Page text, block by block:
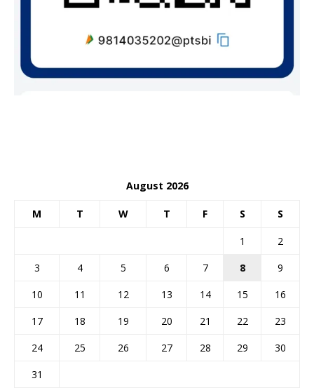
August 2026
M T W T F S S
1
2
3
4 5 6 7 8
9
10
11 12 13 14 15
16
17
18 19 20 21 22
23
24
25 26 27 28 29
30
31